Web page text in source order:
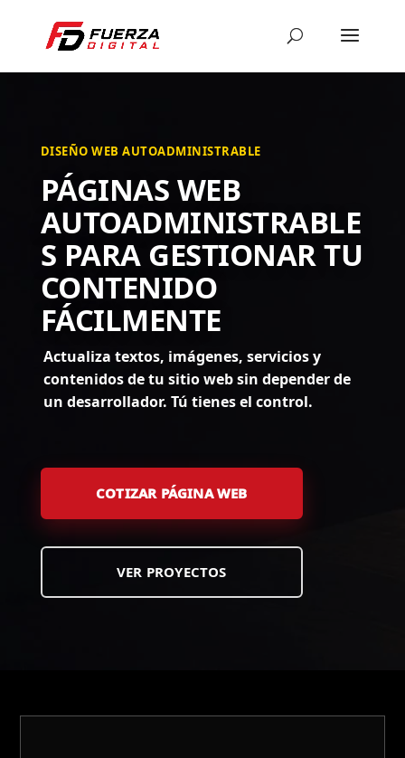
DISEÑO WEB AUTOADMINISTRABLE
PÁGINAS WEB
AUTOADMINISTRABLE
S PARA GESTIONAR TU
CONTENIDO
FÁCILMENTE
Actualiza textos, imágenes, servicios y
contenidos de tu sitio web sin depender de
un desarrollador. Tú tienes el control.
COTIZAR PÁGINA WEB
VER PROYECTOS